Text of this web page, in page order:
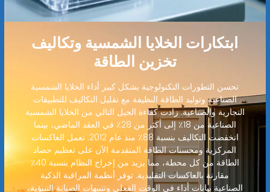
ابتكارات الخلايا الشمسية وتكاليف
تخزين الطاقة
تحسن التطورات التكنولوجية بشكل كبير أداء الخلايا الشمسية
الصناعية وتوليد الطاقة النظيفة مع تقليل التكاليف للتطبيقات
التجارية والصناعية. زادت كفاءة الجيل التالي من الخلايا الشمسية
الصناعية من 18٪ إلى أكثر من 28٪ في العقد الماضي، بينما
انخفضت التكاليف بنسبة 88٪ منذ عام 2012. تعمل العاكسات
المركزية ومحسنات الطاقة المتقدمة الآن على تعظيم حصاد
الطاقة من كل محطة، مما يزيد من إخراج النظام بنسبة 40٪
مقارنة بالعاكسات التقليدية. توفر أنظمة المراقبة الذكية
الصناعية بيانات أداء في الوقت الفعلي وتنبيهات الصيانة التنبؤية،